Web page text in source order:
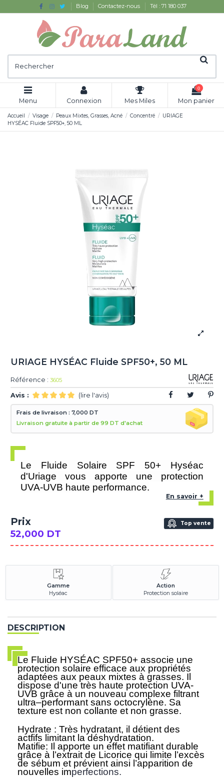
Blog Contactez-nous Tél : 71 180 037
Menu Connexion Mes Miles
0
Mon panier
Accueil Visage Peaux Mixtes, Grasses, Acné Concentré
URIAGE
HYSÉAC Fluide SPF50+, 50 ML
URIAGE HYSÉAC Fluide SPF50+, 50 ML
Référence : 3605
Avis : (lire l'avis)
Frais de livraison : 7,000 DT
Livraison gratuite à partir de 99 DT d'achat
Le Fluide Solaire SPF 50+ Hyséac
d'Uriage vous apporte une protection
UVA-UVB haute performance.
En savoir +
Prix
52,000 DT
Top vente
Gamme
Hyséac
Action
Protection solaire
DESCRIPTION
Le Fluide HYSÉAC SPF50+ associe une
protection solaire efficace aux propriétés
adaptées aux peaux mixtes à grasses. Il
dispose d'une très haute protection UVA-
UVB grâce à un nouveau complexe filtrant
ultra–performant sans octocrylène. Sa
texture est non collante et non grasse.
Hydrate : Très hydratant, il détient des
actfifs limitant la déshydratation.
Matifie: Il apporte un effet matifiant durable
grâce à l’extrait de Licorice qui limite l’excès
de sébum et prévient ainsi l’apparition de
nouvelles imperfections.